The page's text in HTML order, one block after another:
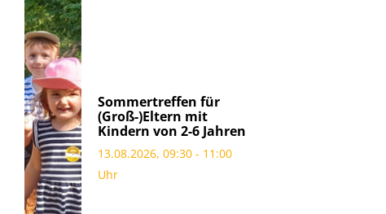
Sommertreffen für
(Groß-)Eltern mit
Kindern von 2-6 Jahren
13.08.2026, 09:30 - 11:00
Uhr